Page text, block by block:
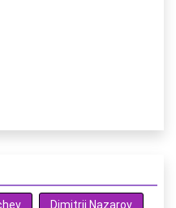
Dimitrij Nazarov